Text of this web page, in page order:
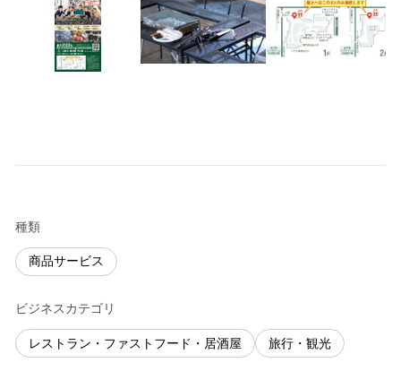
種類
商品サービス
ビジネスカテゴリ
レストラン・ファストフード・居酒屋 旅行・観光